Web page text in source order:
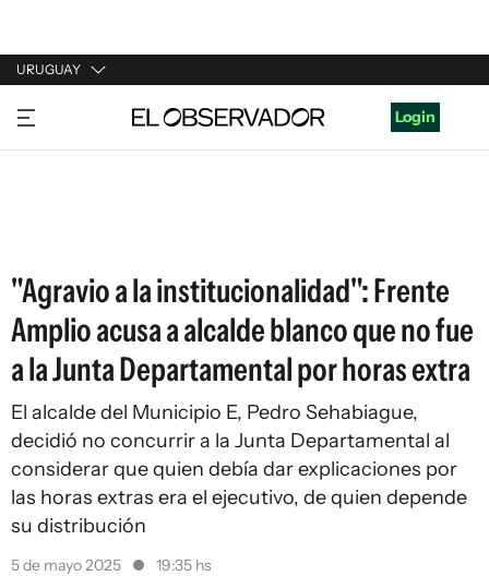
URUGUAY
URUGUAY
ARGENTINA
Login
"Agravio a la institucionalidad": Frente
Amplio acusa a alcalde blanco que no fue
a la Junta Departamental por horas extra
El alcalde del Municipio E, Pedro Sehabiague,
decidió no concurrir a la Junta Departamental al
considerar que quien debía dar explicaciones por
las horas extras era el ejecutivo, de quien depende
su distribución
5 de mayo 2025 19:35 hs